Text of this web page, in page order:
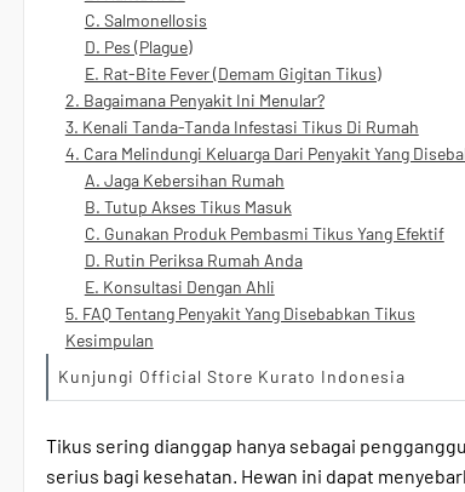
C. Salmonellosis
D. Pes (Plague)
E. Rat-Bite Fever (Demam Gigitan Tikus)
2. Bagaimana Penyakit Ini Menular?
3. Kenali Tanda-Tanda Infestasi Tikus Di Rumah
4. Cara Melindungi Keluarga Dari Penyakit Yang
A. Jaga Kebersihan Rumah
B. Tutup Akses Tikus Masuk
C. Gunakan Produk Pembasmi Tikus Yang Efektif
D. Rutin Periksa Rumah Anda
E. Konsultasi Dengan Ahli
5. FAQ Tentang Penyakit Yang Disebabkan Tikus
Kesimpulan
Kunjungi Official Store Kurato Indonesia
Tikus sering dianggap hanya sebagai
serius bagi kesehatan. Hewan ini dapat